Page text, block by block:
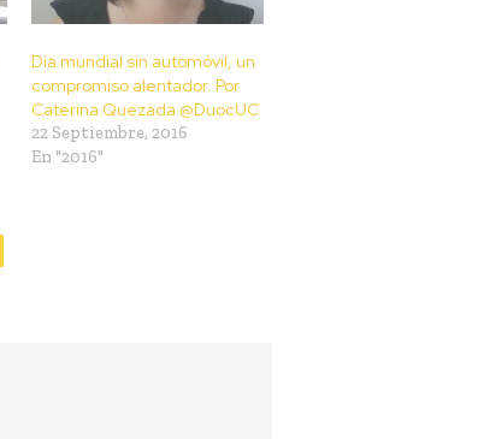
Día mundial sin automóvil, un
compromiso alentador. Por
Caterina Quezada @DuocUC
22 Septiembre, 2016
En "2016"